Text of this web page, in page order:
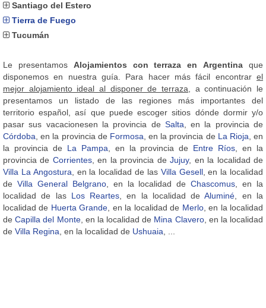
Santiago del Estero
Tierra de Fuego
Tucumán
Le presentamos Alojamientos con terraza en Argentina que
disponemos en nuestra guía. Para hacer más fácil encontrar el
mejor alojamiento ideal al disponer de terraza, a continuación le
presentamos un listado de las regiones más importantes del
territorio español, así que puede escoger sitios dónde dormir y/o
pasar sus vacacionesen la provincia de Salta, en la provincia de
Córdoba, en la provincia de Formosa, en la provincia de La Rioja, en
la provincia de La Pampa, en la provincia de Entre Ríos, en la
provincia de Corrientes, en la provincia deJujuy, en la localidad de
Villa La Angostura, en la localidad de las Villa Gesell, en la localidad
de Villa General Belgrano, en la localidad deChascomus, en la
localidad de las Los Reartes, en la localidad deAluminé, en la
localidad de Huerta Grande, en la localidad de Merlo, en la localidad
deCapilla del Monte, en la localidad de Mina Clavero, en la localidad
de Villa Regina, en la localidad de Ushuaia, ...